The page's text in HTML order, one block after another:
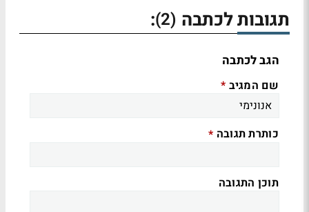
תגובות לכתבה (2)
:
הגב לכתבה
שם המגיב *
כותרת תגובה *
תוכן התגובה